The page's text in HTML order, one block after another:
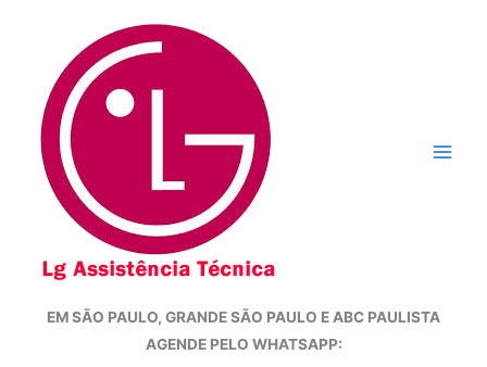
conteúdo
EM SÃO PAULO, GRANDE SÃO PAULO E ABC PAULISTA
AGENDE PELO WHATSAPP: